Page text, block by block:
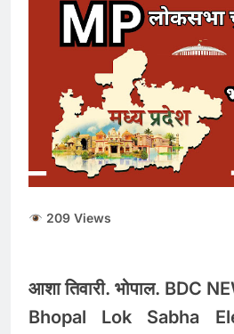
देना
56%
Gold
दामों
209 Views
आशा तिवारी. भोपाल. BDC
Bhopal Lok Sabha